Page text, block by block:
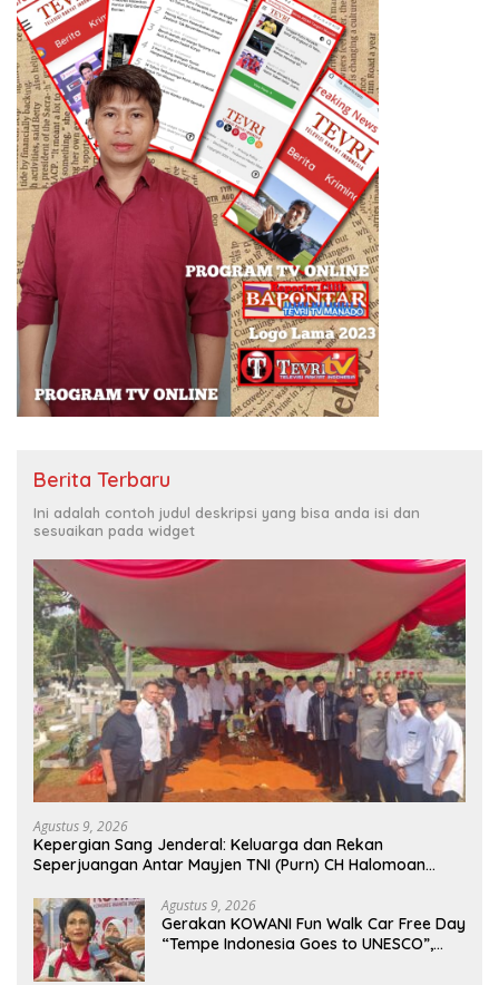
Berita Terbaru
Ini adalah contoh judul deskripsi yang bisa anda isi dan
sesuaikan pada widget
Agustus 9, 2026
Kepergian Sang Jenderal: Keluarga dan Rekan
Seperjuangan Antar Mayjen TNI (Purn) CH Halomoan
Agustus 9, 2026
Gerakan KOWANI Fun Walk Car Free Day
“Tempe Indonesia Goes to UNESCO”,